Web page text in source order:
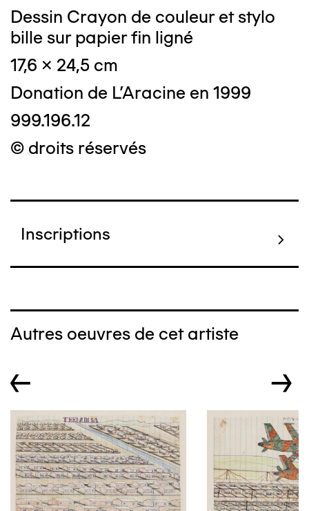
Dessin Crayon de couleur et stylo
bille sur papier fin ligné
17,6 x 24,5 cm
Donation de L'Aracine en 1999
999.196.12
© droits réservés
Inscriptions
Autres oeuvres de cet artiste
← →